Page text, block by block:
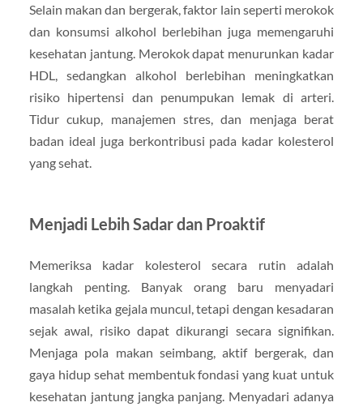
Selain makan dan bergerak, faktor lain seperti merokok
dan konsumsi alkohol berlebihan juga memengaruhi
kesehatan jantung. Merokok dapat menurunkan kadar
HDL, sedangkan alkohol berlebihan meningkatkan
risiko hipertensi dan penumpukan lemak di arteri.
Tidur cukup, manajemen stres, dan menjaga berat
badan ideal juga berkontribusi pada kadar kolesterol
yang sehat.
Menjadi Lebih Sadar dan Proaktif
Memeriksa kadar kolesterol secara rutin adalah
langkah penting. Banyak orang baru menyadari
masalah ketika gejala muncul, tetapi dengan kesadaran
sejak awal, risiko dapat dikurangi secara signifikan.
Menjaga pola makan seimbang, aktif bergerak, dan
gaya hidup sehat membentuk fondasi yang kuat untuk
kesehatan jantung jangka panjang. Menyadari adanya